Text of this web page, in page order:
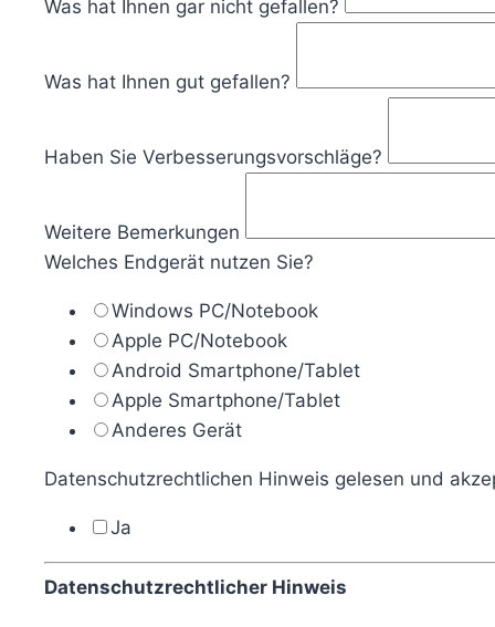
Was hat Ihnen gar nicht gefallen?
Was hat Ihnen gut gefallen?
Haben Sie Verbesserungsvorschläge?
Weitere Bemerkungen
Welches Endgerät nutzen Sie?
Windows PC/Notebook
Apple PC/Notebook
Android Smartphone/Tablet
Apple Smartphone/Tablet
Anderes Gerät
Datenschutzrechtlichen Hinweis gelesen und
Ja
Datenschutzrechtlicher Hinweis